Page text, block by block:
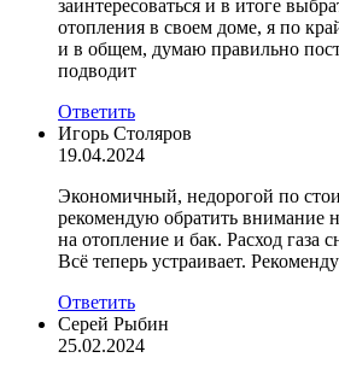
заинтересоваться и в итоге
отопления в своем доме, я по
и в общем, думаю правильно
подводит
Ответить
Игорь Столяров
19.04.2024
Экономичный, недорогой по
рекомендую обратить внимание
на отопление и бак. Расход газа
Всё теперь устраивает.
Ответить
Серей Рыбин
25.02.2024